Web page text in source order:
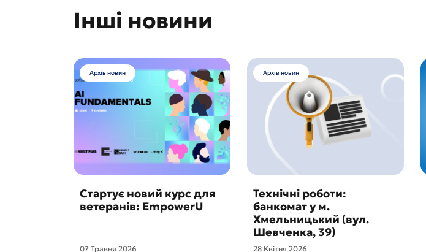
Інші новини
Архів новин
Стартує новий курс для
ветеранів: EmpowerU
07 Травня 2026
Архів новин
Технічні роботи:
банкомат у м.
Хмельницький (вул.
Шевченка, 39)
28 Квітня 2026